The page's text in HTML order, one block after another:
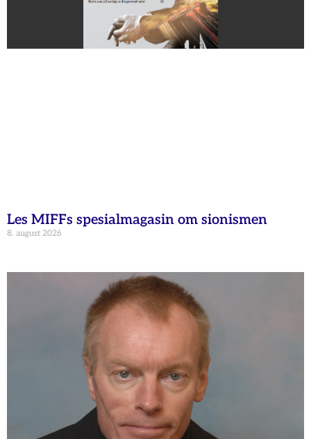
Les MIFFs spesialmagasin om sionismen
8. august 2026